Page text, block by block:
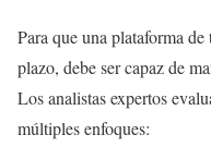
Para que una plataforma
plazo, debe ser capaz de
Los analistas expertos
múltiples enfoques: